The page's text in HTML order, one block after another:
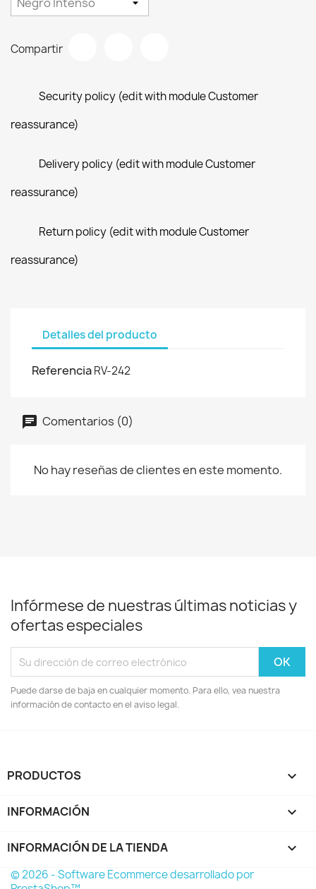
Compartir
Security policy (edit with module Customer
reassurance)
Delivery policy (edit with module Customer
reassurance)
Return policy (edit with module Customer
reassurance)
Detalles del producto
ReferenciaRV-242
Comentarios (0)
No hay reseñas de clientes en este momento.
Infórmese de nuestras últimas noticias y
ofertas especiales
Puede darse de baja en cualquier momento. Para ello, vea nuestra
información de contacto en el aviso legal.
PRODUCTOS 
INFORMACIÓN 
INFORMACIÓN DE LA TIENDA keyboard_arrow_down
© 2026 - Software Ecommerce desarrollado por